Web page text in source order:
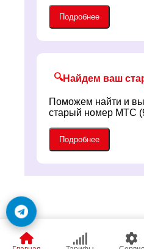
Подробнее
🔍Найдем ваш
Поможем найти и
старый номер МТС
Подробнее